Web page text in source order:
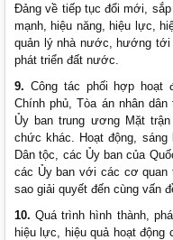
Đảng về tiếp tục đổi mới,
mạnh, hiệu năng, hiệu lực,
quản lý nhà nước, hướng
phát triển đất nước.
9. Công tác phối hợp hoạt
Chính phủ, Tòa án nhân
Ủy ban trung ương Mặt
chức khác. Hoạt động, sáng
Dân tộc, các Ủy ban của
các Ủy ban với các cơ
sao giải quyết đến cùng vấn
10. Quá trình hình thành,
hiệu lực, hiệu quả hoạt động